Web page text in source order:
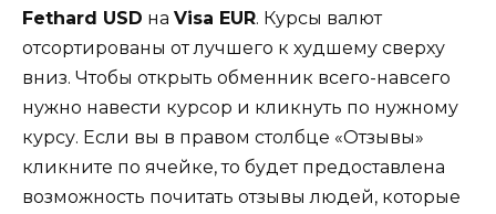
Fethard USD на Visa EUR. Курсы валют
отсортированы от лучшего к худшему сверху
вниз. Чтобы открыть обменник всего-навсего
нужно навести курсор и кликнуть по нужному
курсу. Если вы в правом столбце «Отзывы»
кликните по ячейке, то будет предоставлена
возможность почитать отзывы людей, которые